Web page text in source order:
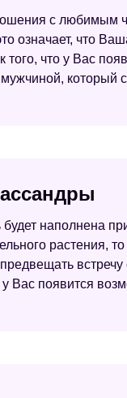
с любимым
означает, что
что у Вас
который
наполнена
растения,
встречу
Вас появится